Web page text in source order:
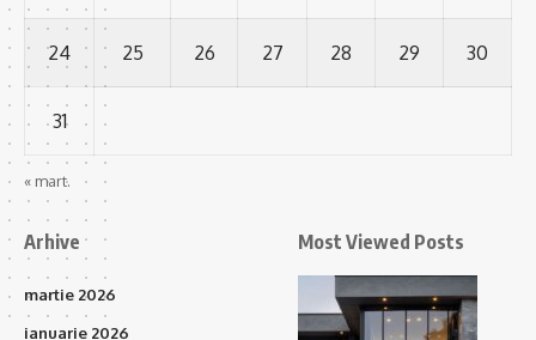
24 25 26 27 28 29 30
31
« mart.
Arhive
martie 2026
ianuarie 2026
Most Viewed Posts